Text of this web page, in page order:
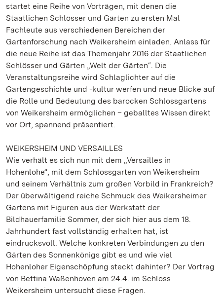
startet eine Reihe von Vorträgen, mit denen die
Staatlichen Schlösser und Gärten zu ersten Mal
Fachleute aus verschiedenen Bereichen der
Gartenforschung nach Weikersheim einladen. Anlass für
die neue Reihe ist das Themenjahr 2016 der Staatlichen
Schlösser und Gärten „Welt der Gärten“. Die
Veranstaltungsreihe wird Schlaglichter auf die
Gartengeschichte und -kultur werfen und neue Blicke auf
die Rolle und Bedeutung des barocken Schlossgartens
von Weikersheim ermöglichen – geballtes Wissen direkt
vor Ort, spannend präsentiert.
WEIKERSHEIM UND VERSAILLES
Wie verhält es sich nun mit dem „Versailles in
Hohenlohe“, mit dem Schlossgarten von Weikersheim
und seinem Verhältnis zum großen Vorbild in Frankreich?
Der überwältigend reiche Schmuck des Weikersheimer
Gartens mit Figuren aus der Werkstatt der
Bildhauerfamilie Sommer, der sich hier aus dem 18.
Jahrhundert fast vollständig erhalten hat, ist
eindrucksvoll. Welche konkreten Verbindungen zu den
Gärten des Sonnenkönigs gibt es und wie viel
Hohenloher Eigenschöpfung steckt dahinter? Der Vortrag
von Bettina Waßenhoven am 24.4. im Schloss
Weikersheim untersucht diese Fragen.